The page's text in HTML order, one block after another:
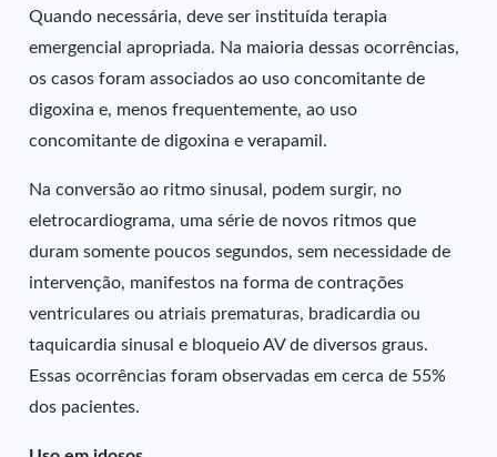
Quando necessária, deve ser instituída terapia
emergencial apropriada. Na maioria dessas ocorrências,
os casos foram associados ao uso concomitante de
digoxina e, menos frequentemente, ao uso
concomitante de digoxina e verapamil.
Na conversão ao ritmo sinusal, podem surgir, no
eletrocardiograma, uma série de novos ritmos que
duram somente poucos segundos, sem necessidade de
intervenção, manifestos na forma de contrações
ventriculares ou atriais prematuras, bradicardia ou
taquicardia sinusal e bloqueio AV de diversos graus.
Essas ocorrências foram observadas em cerca de 55%
dos pacientes.